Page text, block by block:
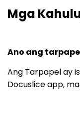
Mga
Ano ang
Ang Tarpapel ay
Docuslice app,